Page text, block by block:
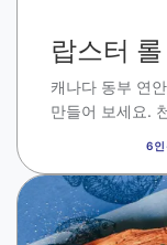
랍스터 롤
캐나다 동부 연
만들어 보세요.
6인
이
미
지